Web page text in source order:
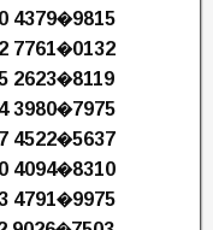
4379�9815
7761�0132
2623�8119
3980�7975
4522�5637
4094�8310
4791�9975